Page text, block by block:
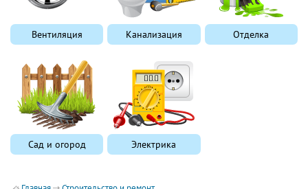
Вентиляция Канализация Отделка
Сад и огород Электрика